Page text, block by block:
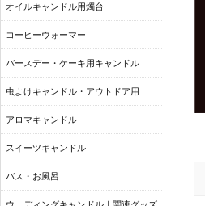
オイルキャンドル用燭台
コーヒーウォーマー
バースデー・ケーキ用キャンドル
虫よけキャンドル・アウトドア用
アロマキャンドル
スイーツキャンドル
バス・お風呂